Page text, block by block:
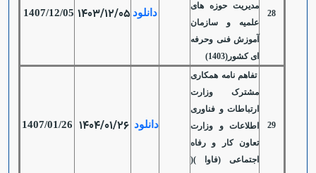
28
مدیریت حوزه های
علمیه و سازمان
آموزش فنی وحرفه
ای کشور(1403)
دانلود 1403/12/05
1407/12/05
29
تفاهم نامه همکاری
مشترک وزارت
ارتباطات و فناوری
اطلاعات و وزارت
تعاون کار و رفاه
اجتماعی (فاوا )(
دانلود 1404/01/26
1407/01/26